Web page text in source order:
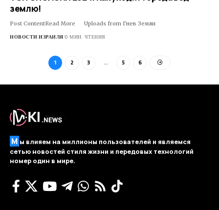
землю!
Post ContentRead More ​ ​ ​Uploads from Гнев Земли
НОВОСТИ ИЗРАИЛЯ 0 МИН. ЧТЕНИЯ
1 2 3 … 5 6
М ы влияем на миллионы пользователей и являемся
сетью новостей стиля жизни и передовых технологий
номер один в мире.